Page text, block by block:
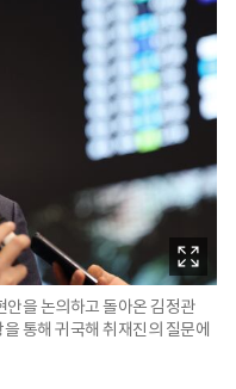
안을 논의하고 돌아온 김정관
통해 귀국해 취재진의 질문에